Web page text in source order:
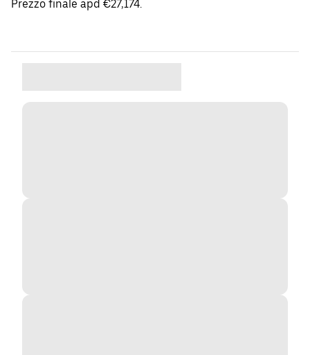
Prezzo finale apd €27,174.